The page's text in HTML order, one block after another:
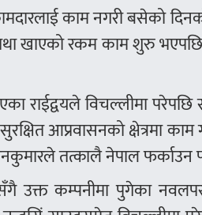
काम नगरी बसेको
खाएको रकम काम शुरु
राईद्वयले विचल्लीमा
आप्रवासनको क्षेत्रमा
तत्कालै नेपाल फर्काउन
कम्पनीमा पुगेका